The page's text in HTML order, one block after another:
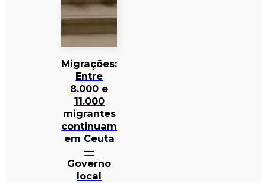
Migrações:
Entre
8.000 e
11.000
migrantes
continuam
em Ceuta
—
Governo
local